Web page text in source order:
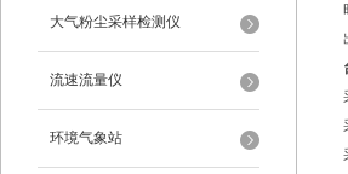
大气粉尘采样检测仪
流速流量仪
环境气象站